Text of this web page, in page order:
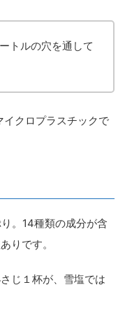
トルの穴を通して
クロプラスチックで
。14種類の成分が含
りです。
じ１杯が、雪塩では